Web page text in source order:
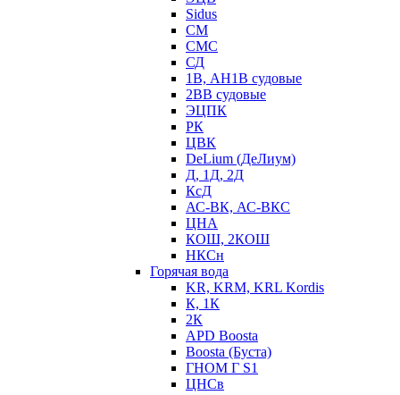
Sidus
СМ
СМС
СД
1В, АН1В судовые
2ВВ судовые
ЭЦПК
РК
ЦВК
DeLium (ДеЛиум)
Д, 1Д, 2Д
КсД
АС-ВК, АС-ВКС
ЦНА
КОШ, 2КОШ
НКСн
Горячая вода
KR, KRM, KRL Kordis
К, 1К
2К
APD Boosta
Boosta (Буста)
ГНОМ Г S1
ЦНСв